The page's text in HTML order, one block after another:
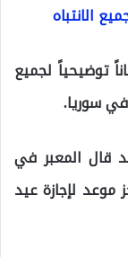
الانتباه
توضيحياً لجميع
في سوريا.
قال المعبر في
موعد لإجازة عيد